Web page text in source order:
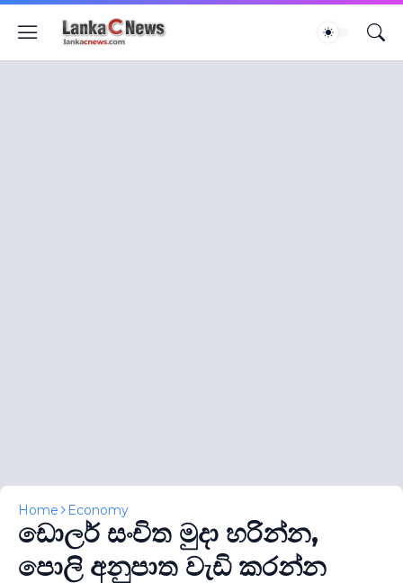
Home Economy
ඩොලර් සංචිත මුදා හරින්න,
පොලි අනුපාත වැඩි කරන්න